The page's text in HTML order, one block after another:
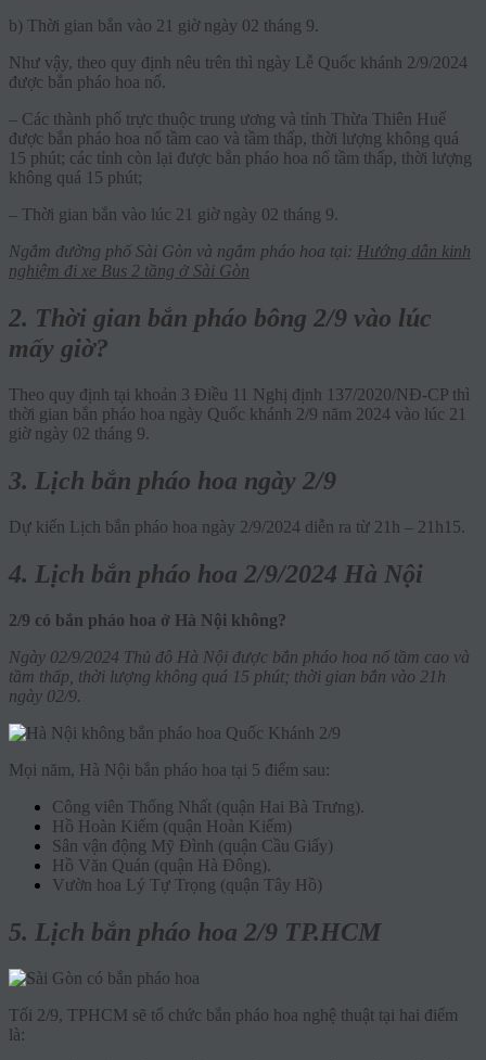
b) Thời gian bắn vào 21 giờ ngày 02 tháng 9.
Như vậy, theo quy định nêu trên thì ngày Lễ Quốc khánh 2/9/2024
được bắn pháo hoa nổ.
– Các thành phố trực thuộc trung ương và tỉnh Thừa Thiên Huế
được bắn pháo hoa nổ tầm cao và tầm thấp, thời lượng không quá
15 phút; các tỉnh còn lại được bắn pháo hoa nổ tầm thấp, thời lượng
không quá 15 phút;
– Thời gian bắn vào lúc 21 giờ ngày 02 tháng 9.
Ngắm đường phố Sài Gòn và ngắm pháo hoa tại: Hướng dẫn kinh
nghiệm đi xe Bus 2 tầng ở Sài Gòn
2. Thời gian bắn pháo bông 2/9 vào lúc
mấy giờ?
Theo quy định tại khoản 3 Điều 11 Nghị định 137/2020/NĐ-CP thì
thời gian bắn pháo hoa ngày Quốc khánh 2/9 năm 2024 vào lúc 21
giờ ngày 02 tháng 9.
3. Lịch bắn pháo hoa ngày 2/9
Dự kiến Lịch bắn pháo hoa ngày 2/9/2024 diễn ra từ 21h – 21h15.
4. Lịch bắn pháo hoa 2/9/2024 Hà Nội
2/9 có bắn pháo hoa ở Hà Nội không?
Ngày 02/9/2024 Thủ đô Hà Nội được bắn pháo hoa nổ tầm cao và
tầm thấp, thời lượng không quá 15 phút; thời gian bắn vào 21h
ngày 02/9.
Mọi năm, Hà Nội bắn pháo hoa tại 5 điểm sau:
Công viên Thống Nhất (quận Hai Bà Trưng).
Hồ Hoàn Kiếm (quận Hoàn Kiếm)
Sân vận động Mỹ Đình (quận Cầu Giấy)
Hồ Văn Quán (quận Hà Đông).
Vườn hoa Lý Tự Trọng (quận Tây Hồ)
5. Lịch bắn pháo hoa 2/9 TP.HCM
Tối 2/9, TPHCM sẽ tổ chức bắn pháo hoa nghệ thuật tại hai điểm
là: